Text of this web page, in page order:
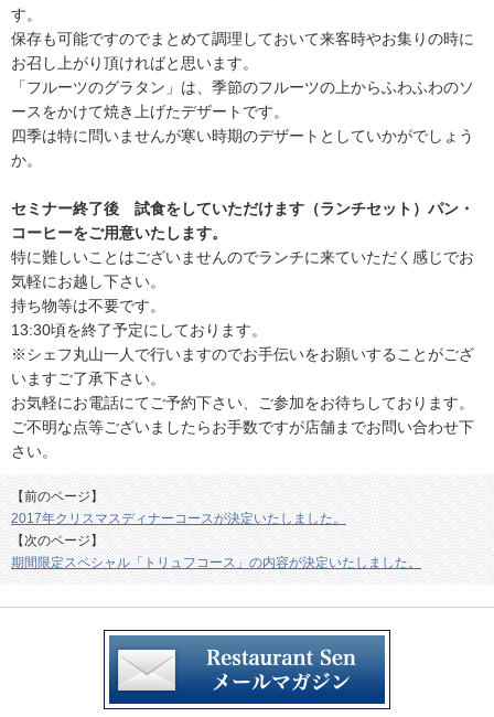
す。
保存も可能ですのでまとめて調理しておいて来客時やお集りの時に
お召し上がり頂ければと思います。
「フルーツのグラタン」は、季節のフルーツの上からふわふわのソ
ースをかけて焼き上げたデザートです。
四季は特に問いませんが寒い時期のデザートとしていかがでしょう
か。
セミナー終了後 試食をしていただけます（ランチセット）パン・
コーヒーをご用意いたします。
特に難しいことはございませんのでランチに来ていただく感じでお
気軽にお越し下さい。
持ち物等は不要です。
13:30頃を終了予定にしております。
※シェフ丸山一人で行いますのでお手伝いをお願いすることがござ
いますご了承下さい。
お気軽にお電話にてご予約下さい、ご参加をお待ちしております。
ご不明な点等ございましたらお手数ですが店舗までお問い合わせ下
さい。
【前のページ】
2017年クリスマスディナーコースが決定いたしました。
【次のページ】
期間限定スペシャル「トリュフコース」の内容が決定いたしました。